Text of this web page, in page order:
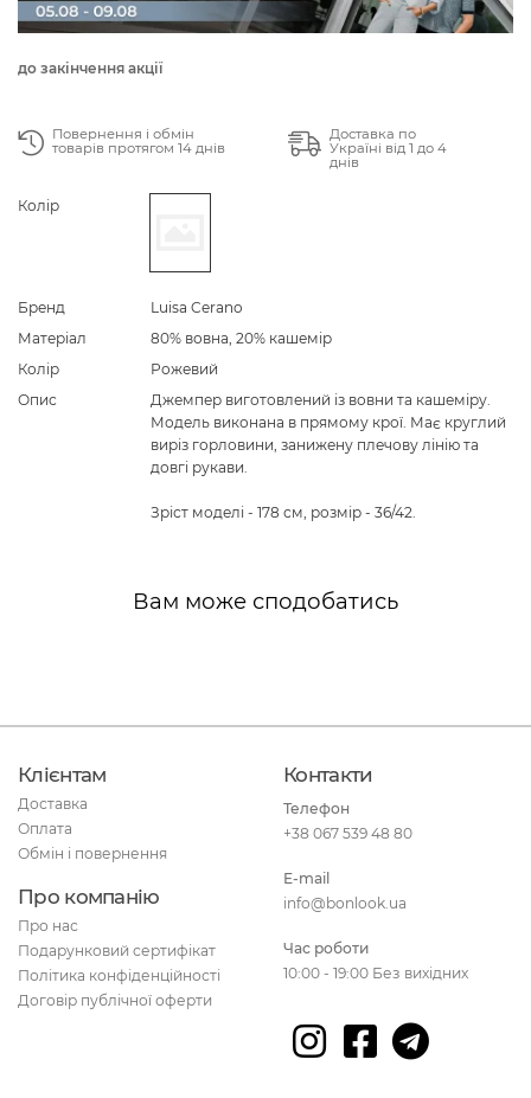
до закінчення акції
Повернення і обмін
товарів протягом 14 днів
Доставка по
Україні від 1 до 4
днів
Колір
Бренд
Luisa Cerano
Матеріал
80% вовна, 20% кашемір
Колір
Рожевий
Опис
Джемпер виготовлений із вовни та кашеміру.
Модель виконана в прямому крої. Має круглий
виріз горловини, занижену плечову лінію та
довгі рукави.
Зріст моделі - 178 см, розмір - 36/42.
Вам може сподобатись
Клієнтам
Доставка
Оплата
Обмін і повернення
Про компанію
Про нас
Подарунковий сертифікат
Політика конфіденційності
Договір публічної оферти
Контакти
Телефон
+38 067 539 48 80
E-mail
info@bonlook.ua
Час роботи
10:00 - 19:00 Без вихідних